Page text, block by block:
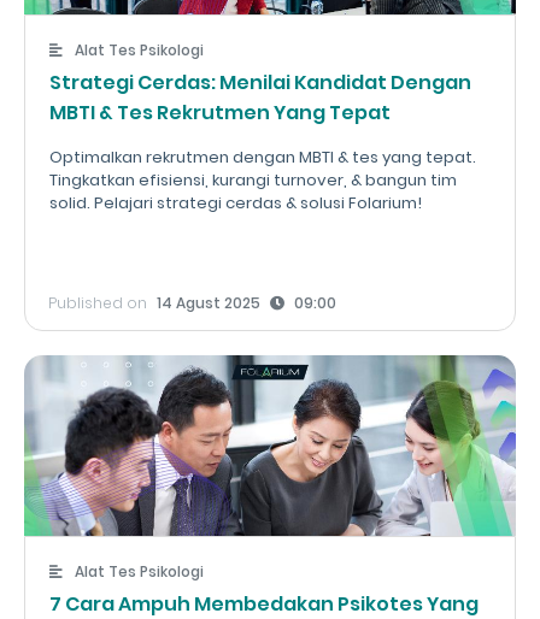
Alat Tes Psikologi
Strategi Cerdas: Menilai Kandidat Dengan
MBTI & Tes Rekrutmen Yang Tepat
Optimalkan rekrutmen dengan MBTI & tes yang tepat.
Tingkatkan efisiensi, kurangi turnover, & bangun tim
solid. Pelajari strategi cerdas & solusi Folarium!
Published on 14 Agust 2025 09:00
Alat Tes Psikologi
7 Cara Ampuh Membedakan Psikotes Yang